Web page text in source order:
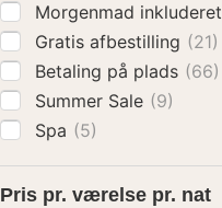
Morgenmad inkluderet
Gratis afbestilling (21)
Betaling på plads (66)
Summer Sale (9)
Spa (5)
Pris pr. værelse pr. nat